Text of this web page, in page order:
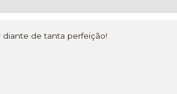
de tanta perfeição!